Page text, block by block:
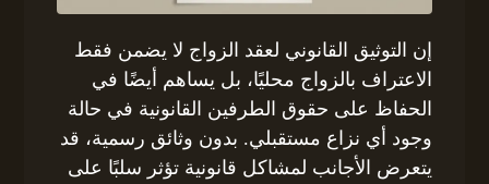
إن التوثيق القانوني لعقد الزواج لا يضمن فقط
الاعتراف بالزواج محليًا، بل يساهم أيضًا في
الحفاظ على حقوق الطرفين القانونية في حالة
وجود أي نزاع مستقبلي. بدون وثائق رسمية، قد
يتعرض الأجانب لمشاكل قانونية تؤثر سلبًا على